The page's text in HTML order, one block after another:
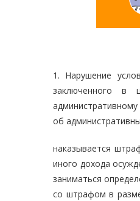
1. Нарушение
заключенного в
об
наказывается
иного дохода
заниматься
со штрафом в